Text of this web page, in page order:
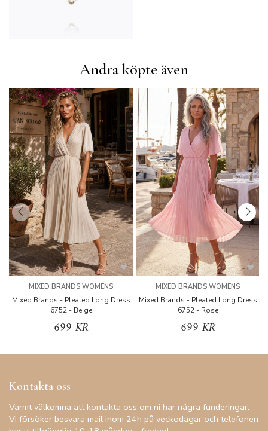
Andra köpte även
MIXED BRANDS WOMENS
Mixed Brands - Pleated Long Dress
6752 - Beige
699 KR
MIXED BRANDS WOMENS
Mixed Brands - Pleated Long Dress
6752 - Rose
699 KR
Kontakta oss
Varmt välkomna att kontakta oss om ni har några funderingar.
Vi försöker besvara mail inom 24h på veckodagar och telefonen